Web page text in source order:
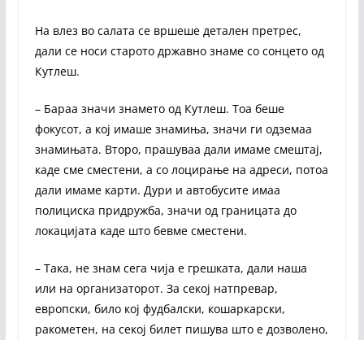
На влез во салата се вршеше детален претрес,
дали се носи старото државно знаме со сонцето од
Кутлеш.
– Бараа значи знамето од Кутлеш. Тоа беше
фокусот, а кој имаше знамиња, значи ги одземаа
знамињата. Второ, прашуваа дали имаме смештај,
каде сме сместени, а со лоцирање на адреси, потоа
дали имаме карти. Дури и автобусите имаа
полициска придружба, значи од границата до
локацијата каде што бевме сместени.
– Така, не знам сега чија е грешката, дали наша
или на организаторот. За секој натпревар,
европски, било кој фудбалски, кошаркарски,
ракометен, на секој билет пишува што е дозволено,